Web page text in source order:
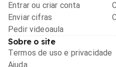
Entrar ou criar conta
Enviar cifras
Pedir videoaula
Sobre o site
Termos de uso e privacidade
Ajuda